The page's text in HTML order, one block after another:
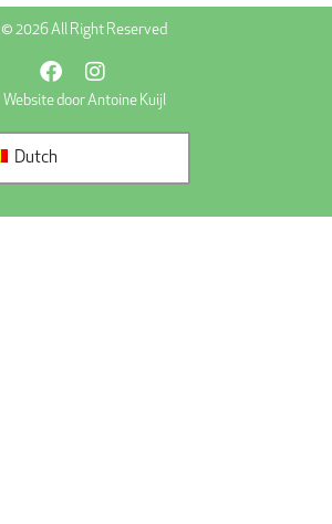
© 2026 All Right Reserved
Website door Antoine Kuijl
Dutch